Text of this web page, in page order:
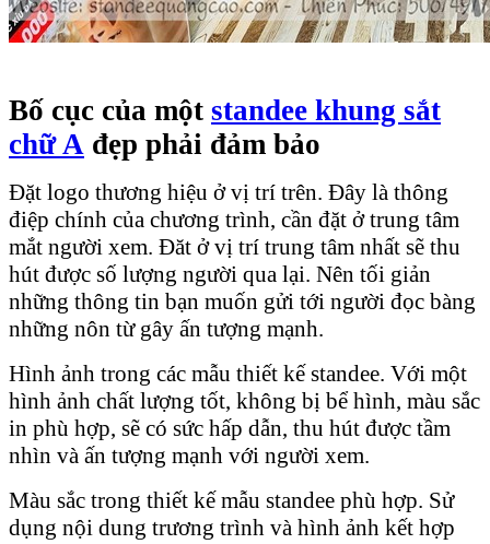
Bố cục của một standee khung sắt
chữ A đẹp phải đảm bảo
Đặt logo thương hiệu ở vị trí trên. Đây là thông
điệp chính của chương trình, cần đặt ở trung tâm
mắt người xem. Đăt ở vị trí trung tâm nhất sẽ thu
hút được số lượng người qua lại. Nên tối giản
những thông tin bạn muốn gửi tới người đọc bàng
những nôn từ gây ấn tượng mạnh.
Hình ảnh trong các mẫu thiết kế standee. Với một
hình ảnh chất lượng tốt, không bị bể hình, màu sắc
in phù hợp, sẽ có sức hấp dẫn, thu hút được tầm
nhìn và ấn tượng mạnh với người xem.
Màu sắc trong thiết kế mẫu standee phù hợp. Sử
dụng nội dung trương trình và hình ảnh kết hợp